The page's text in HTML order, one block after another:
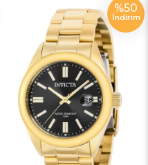
%50
İndirim